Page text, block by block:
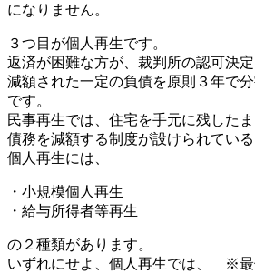
になりません。
３つ目が個人再生です。
返済が困難な方が、裁判所の認可決
減額された一定の負債を原則３年で
です。
民事再生では、住宅を手元に残した
債務を減額する制度が設けられている
個人再生には、
・小規模個人再生
・給与所得者等再生
の２種類があります。
いずれにせよ、個人再生では、 ※